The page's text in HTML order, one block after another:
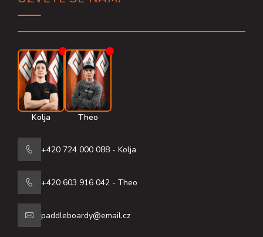
Kolja Theo
+420 724 000 088 - Kolja
+420 603 916 042 - Theo
paddleboardy@email.cz